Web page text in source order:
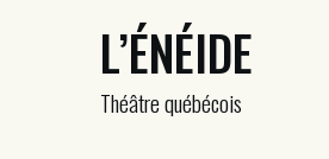
L’ÉNÉIDE
Théâtre québécois